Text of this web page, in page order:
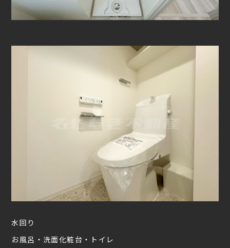
水回り
お風呂・洗面化粧台・トイレ